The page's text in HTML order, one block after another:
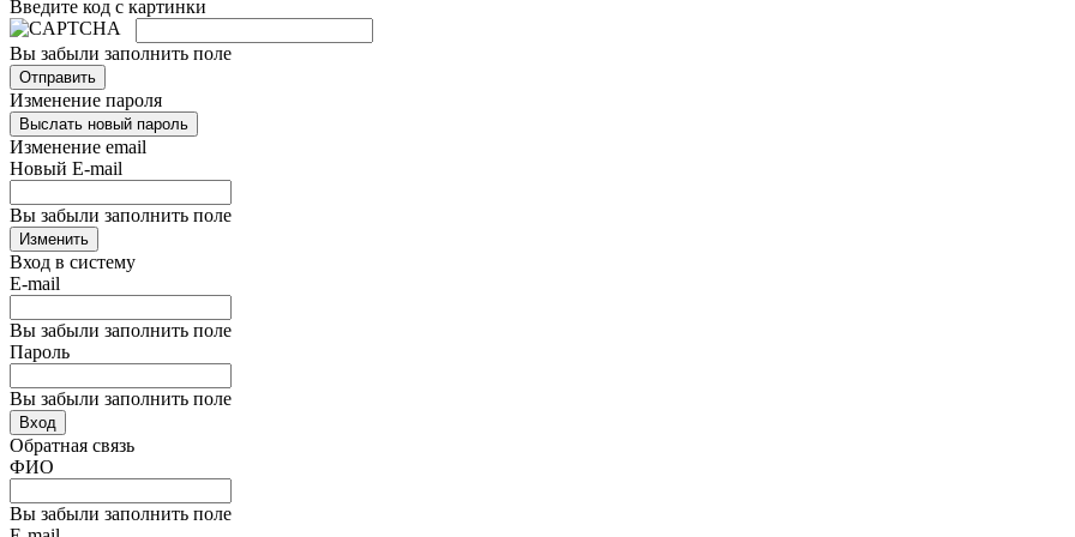
Введите код с картинки
Вы забыли заполнить поле
Отправить
Изменение пароля
Выслать новый пароль
Изменение email
Новый E-mail
Вы забыли заполнить поле
Изменить
Вход в систему
E-mail
Вы забыли заполнить поле
Пароль
Вы забыли заполнить поле
Вход
Обратная связь
ФИО
Вы забыли заполнить поле